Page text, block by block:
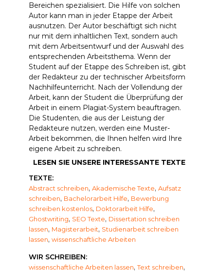
Bereichen spezialisiert. Die Hilfe von solchen
Autor kann man in jeder Etappe der Arbeit
ausnutzen. Der Autor beschäftigt sich nicht
nur mit dem inhaltlichen Text, sondern auch
mit dem Arbeitsentwurf und der Auswahl des
entsprechenden Arbeitsthema. Wenn der
Student auf der Etappe des Schreiben ist, gibt
der Redakteur zu der technischer Arbeitsform
Nachhilfeunterricht. Nach der Vollendung der
Arbeit, kann der Student die Überprüfung der
Arbeit in einem Plagiat-System beauftragen.
Die Studenten, die aus der Leistung der
Redakteure nutzen, werden eine Muster-
Arbeit bekommen, die Ihnen helfen wird Ihre
eigene Arbeit zu schreiben.
LESEN SIE UNSERE INTERESSANTE TEXTE
TEXTE:
Abstract schreiben, Akademische Texte, Aufsatz
schreiben, Bachelorarbeit Hilfe, Bewerbung
schreiben kostenlos, Doktorarbeit Hilfe,
Ghostwriting, SEO Texte, Dissertation schreiben
lassen, Magisterarbeit, Studienarbeit schreiben
lassen, wissenschaftliche Arbeiten
WIR SCHREIBEN:
wissenschaftliche Arbeiten lassen,Text schreiben,